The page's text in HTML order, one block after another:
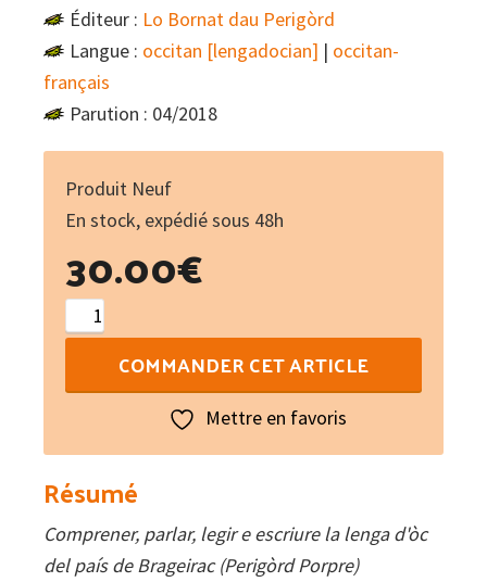
Éditeur : Lo Bornat dau Perigòrd
Langue : occitan [lengadocian] | occitan-
français
Parution : 04/2018
Produit Neuf
En stock, expédié sous 48h
30.00€
quantité
de
bergeracois
COMMANDER CET ARTICLE
Mettre en favoris
Résumé
Comprener, parlar, legir e escriure la lenga d'òc
del país de Brageirac (Perigòrd Porpre)